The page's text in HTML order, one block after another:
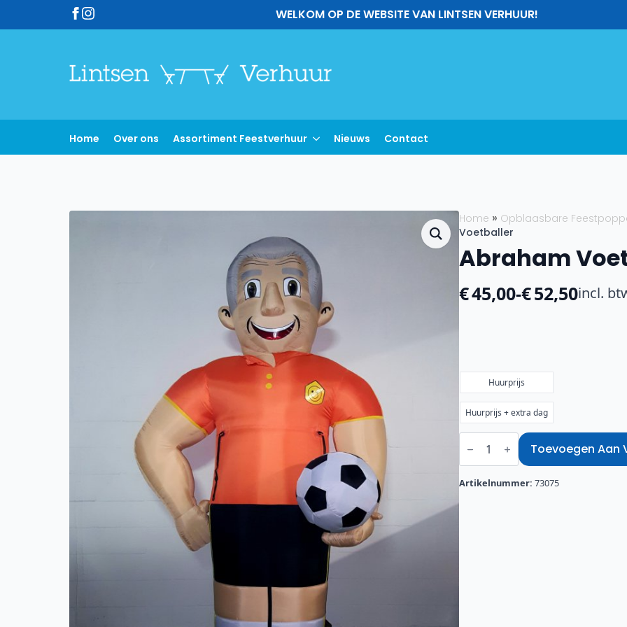
WELKOM OP DE WEBSITE VAN LINTSEN VERHUUR!
Home Over ons Assortiment Feestverhuur Nieuws Contact
Home Opblaasbare
Voetballer
Abraham
€45,00-€52,50
Prijsklasse:
incl.
Huurprijs
Huurprijs + extra dag
Abraham
Voetballer Toevoegen Aan
Artikelnummer: 73075